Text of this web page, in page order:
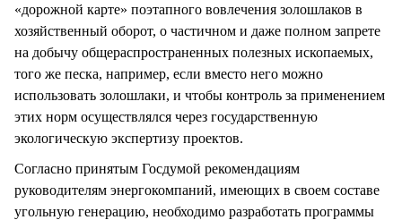
«дорожной карте» поэтапного вовлечения золошлаков в
хозяйственный оборот, о частичном и даже полном запрете
на добычу общераспространенных полезных ископаемых,
того же песка, например, если вместо него можно
использовать золошлаки, и чтобы контроль за применением
этих норм осуществлялся через государственную
экологическую экспертизу проектов.
Согласно принятым Госдумой рекомендациям
руководителям энергокомпаний, имеющих в своем составе
угольную генерацию, необходимо разработать программы